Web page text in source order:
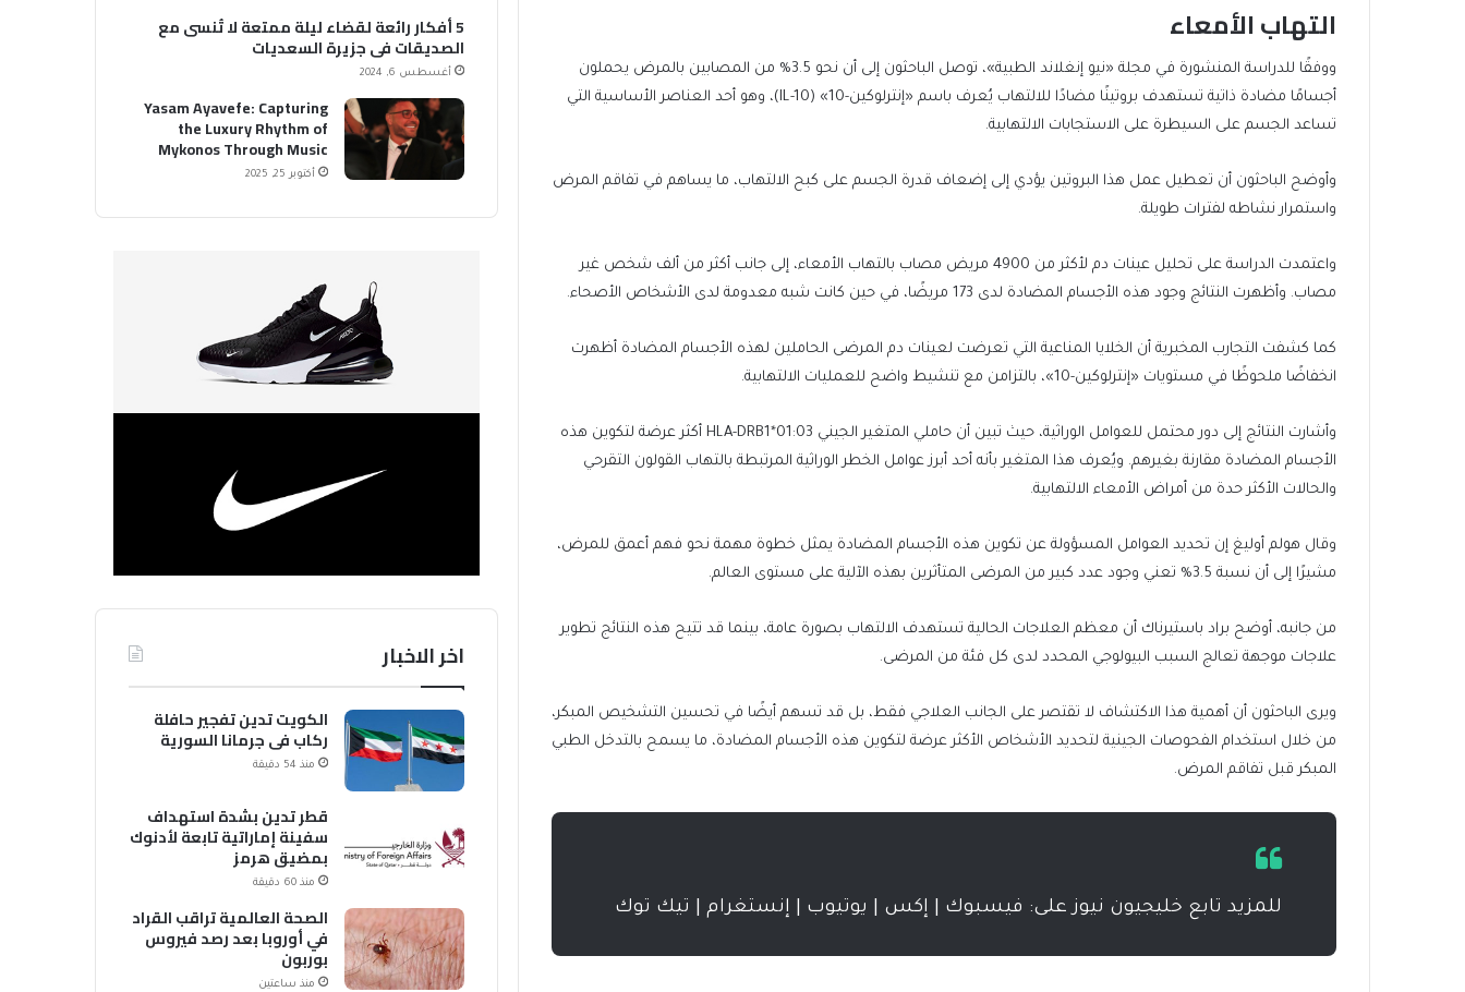
التهاب الأمعاء
ووفقًا للدراسة المنشورة في مجلة «نيو إنغلاند الطبية»، توصل الباحثون إلى أن نحو 3.5% من المصابين بالمرض يحملون
أجسامًا مضادة ذاتية تستهدف بروتينًا مضادًا للالتهاب يُعرف باسم «إنترلوكين-10» (IL-10)، وهو أحد العناصر الأساسية التي
تساعد الجسم على السيطرة على الاستجابات الالتهابية.
وأوضح الباحثون أن تعطيل عمل هذا البروتين يؤدي إلى إضعاف قدرة الجسم على كبح الالتهاب، ما يساهم في تفاقم المرض
واستمرار نشاطه لفترات طويلة.
واعتمدت الدراسة على تحليل عينات دم لأكثر من 4900 مريض مصاب بالتهاب الأمعاء، إلى جانب أكثر من ألف شخص غير
مصاب. وأظهرت النتائج وجود هذه الأجسام المضادة لدى 173 مريضًا، في حين كانت شبه معدومة لدى الأشخاص الأصحاء.
كما كشفت التجارب المخبرية أن الخلايا المناعية التي تعرضت لعينات دم المرضى الحاملين لهذه الأجسام المضادة أظهرت
انخفاضًا ملحوظًا في مستويات «إنترلوكين-10»، بالتزامن مع تنشيط واضح للعمليات الالتهابية.
وأشارت النتائج إلى دور محتمل للعوامل الوراثية، حيث تبين أن حاملي المتغير الجيني HLA-DRB1*01:03 أكثر عرضة لتكوين هذه
الأجسام المضادة مقارنة بغيرهم. ويُعرف هذا المتغير بأنه أحد أبرز عوامل الخطر الوراثية المرتبطة بالتهاب القولون التقرحي
والحالات الأكثر حدة من أمراض الأمعاء الالتهابية.
وقال هولم أوليغ إن تحديد العوامل المسؤولة عن تكوين هذه الأجسام المضادة يمثل خطوة مهمة نحو فهم أعمق للمرض،
مشيرًا إلى أن نسبة 3.5% تعني وجود عدد كبير من المرضى المتأثرين بهذه الآلية على مستوى العالم.
من جانبه، أوضح براد باستيرناك أن معظم العلاجات الحالية تستهدف الالتهاب بصورة عامة، بينما قد تتيح هذه النتائج تطوير
علاجات موجهة تعالج السبب البيولوجي المحدد لدى كل فئة من المرضى.
ويرى الباحثون أن أهمية هذا الاكتشاف لا تقتصر على الجانب العلاجي فقط، بل قد تسهم أيضًا في تحسين التشخيص المبكر،
من خلال استخدام الفحوصات الجينية لتحديد الأشخاص الأكثر عرضة لتكوين هذه الأجسام المضادة، ما يسمح بالتدخل الطبي
المبكر قبل تفاقم المرض.
للمزيد تابع خليجيون نيوز على: فيسبوك | إكس | يوتيوب | إنستغرام | تيك توك
5 أفكار رائعة لقضاء ليلة ممتعة لا تُنسى مع
الصديقات في جزيرة السعديات
أغسطس 6, 2024
Yasam Ayavefe: Capturing
the Luxury Rhythm of
Mykonos Through Music
أكتوبر 25, 2025
اخر الاخبار
الكويت تدين تفجير حافلة
ركاب في جرمانا السورية
منذ 54 دقيقة
قطر تدين بشدة استهداف
سفينة إماراتية تابعة لأدنوك
بمضيق هرمز
منذ 60 دقيقة
الصحة العالمية تراقب القراد
في أوروبا بعد رصد فيروس
بوربون
منذ ساعتين